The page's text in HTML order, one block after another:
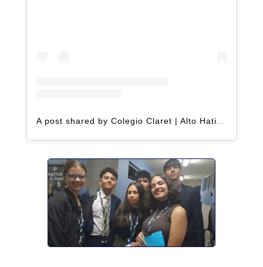
A post shared by Colegio Claret | Alto Hatillo (@clarethatillo)